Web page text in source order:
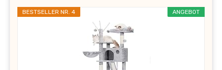
ANGEBOT
BESTSELLER NR. 4